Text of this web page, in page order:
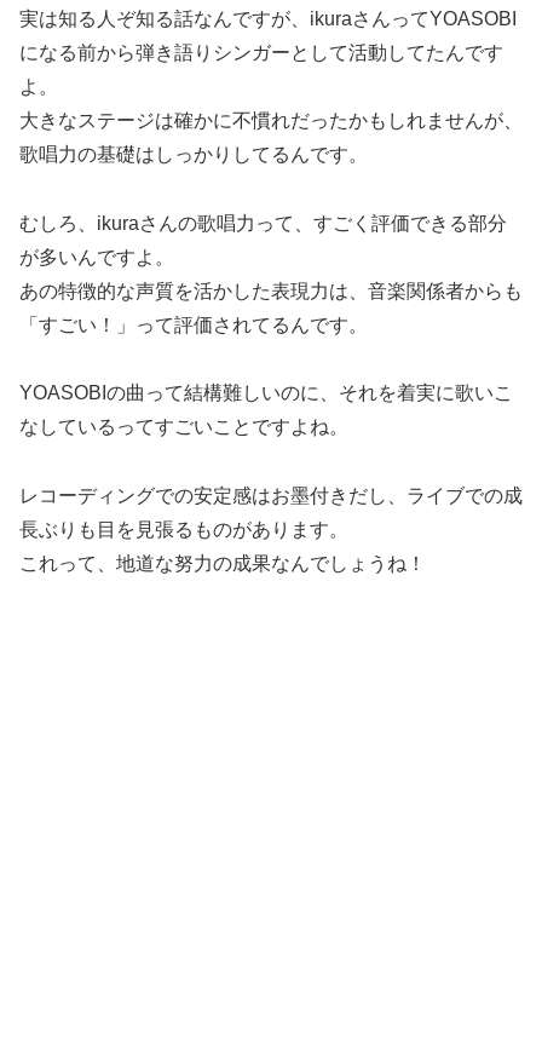
実は知る人ぞ知る話なんですが、ikuraさんってYOASOBI
になる前から弾き語りシンガーとして活動してたんです
よ。
大きなステージは確かに不慣れだったかもしれませんが、
歌唱力の基礎はしっかりしてるんです。
むしろ、ikuraさんの歌唱力って、すごく評価できる部分
が多いんですよ。
あの特徴的な声質を活かした表現力は、音楽関係者からも
「すごい！」って評価されてるんです。
YOASOBIの曲って結構難しいのに、それを着実に歌いこ
なしているってすごいことですよね。
レコーディングでの安定感はお墨付きだし、ライブでの成
長ぶりも目を見張るものがあります。
これって、地道な努力の成果なんでしょうね！